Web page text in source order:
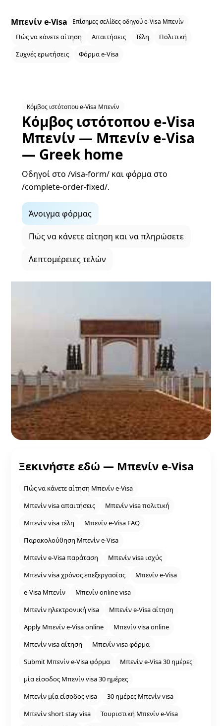
Μπενίν e‑Visa Επίσημες σελίδες οδηγού e‑Visa Μπενίν
Πώς να κάνετε αίτηση Απαιτήσεις Τέλη
Πολιτική
Συχνές ερωτήσεις
Φόρμα e‑Visa
Κόμβος ιστότοπου e‑Visa Μπενίν
Κόμβος ιστότοπου e‑Visa
Μπενίν — Μπενίν e‑Visa
— Greek home
Οδηγοί στο /visa-form/ και φόρμα στο
/complete-order-fixed/.
Άνοιγμα φόρμας
Πώς να κάνετε αίτηση και να πληρώσετε
Λεπτομέρειες τελών
Ξεκινήστε εδώ — Μπενίν e‑Visa
Πώς να κάνετε αίτηση Μπενίν e‑Visa
Μπενίν visa απαιτήσεις
Μπενίν visa πολιτική
Μπενίν visa τέλη
Μπενίν e‑Visa FAQ
Παρακολούθηση Μπενίν e‑Visa
Μπενίν e‑Visa παράταση
Μπενίν visa ισχύς
Μπενίν visa χρόνος επεξεργασίας
Μπενίν e‑Visa
e‑Visa Μπενίν
Μπενίν online visa
Μπενίν ηλεκτρονική visa
Μπενίν e‑Visa αίτηση
Apply Μπενίν e‑Visa online
Μπενίν visa online
Μπενίν visa αίτηση
Μπενίν visa φόρμα
Submit Μπενίν e‑Visa φόρμα
Μπενίν e‑Visa 30 ημέρες
μία είσοδος Μπενίν visa 30 ημέρες
Μπενίν μία είσοδος visa
30 ημέρες Μπενίν visa
Μπενίν short stay visa
Τουριστική Μπενίν e‑Visa